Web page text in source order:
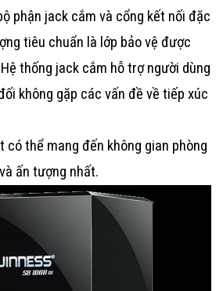
phận jack cắm và cổng kết nối đặc
tiêu chuẩn là lớp bảo vệ được
thống jack cắm hỗ trợ người dùng
không gặp các vấn đề về tiếp xúc
có thể mang đến không gian phòng
ấn tượng nhất.